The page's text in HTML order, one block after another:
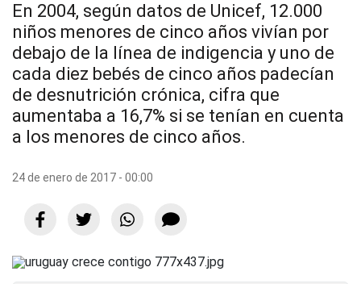
En 2004, según datos de Unicef, 12.000
niños menores de cinco años vivían por
debajo de la línea de indigencia y uno de
cada diez bebés de cinco años padecían
de desnutrición crónica, cifra que
aumentaba a 16,7% si se tenían en cuenta
a los menores de cinco años.
24 de enero de 2017 - 00:00